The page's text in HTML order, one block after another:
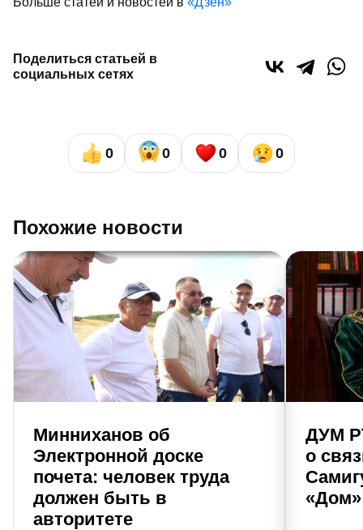
Поделиться статьей в
социальных сетях
0 0 0 0
Похожие новости
Минниханов об
Электронной доске
почета: человек труда
должен быть в
авторитете
ДУМ
о
«Дом»